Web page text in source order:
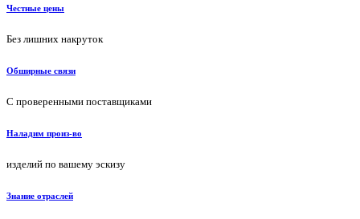
Честные цены
Без лишних накруток
Обширные связи
С проверенными поставщиками
Наладим произ-во
изделий по вашему эскизу
Знание отраслей